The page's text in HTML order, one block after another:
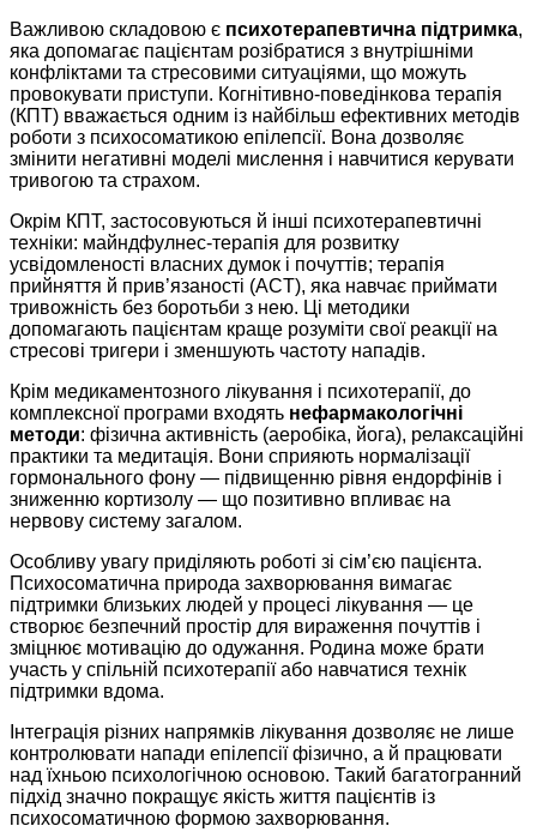
Важливою складовою є психотерапевтична підтримка,
яка допомагає пацієнтам розібратися з внутрішніми
конфліктами та стресовими ситуаціями, що можуть
провокувати приступи. Когнітивно-поведінкова терапія
(КПТ) вважається одним із найбільш ефективних методів
роботи з психосоматикою епілепсії. Вона дозволяє
змінити негативні моделі мислення і навчитися керувати
тривогою та страхом.
Окрім КПТ, застосовуються й інші психотерапевтичні
техніки: майндфулнес-терапія для розвитку
усвідомленості власних думок і почуттів; терапія
прийняття й прив’язаності (ACT), яка навчає приймати
тривожність без боротьби з нею. Ці методики
допомагають пацієнтам краще розуміти свої реакції на
стресові тригери і зменшують частоту нападів.
Крім медикаментозного лікування і психотерапії, до
комплексної програми входять нефармакологічні
методи: фізична активність (аеробіка, йога), релаксаційні
практики та медитація. Вони сприяють нормалізації
гормонального фону — підвищенню рівня ендорфінів і
зниженню кортизолу — що позитивно впливає на
нервову систему загалом.
Особливу увагу приділяють роботі зі сім’єю пацієнта.
Психосоматична природа захворювання вимагає
підтримки близьких людей у процесі лікування — це
створює безпечний простір для вираження почуттів і
зміцнює мотивацію до одужання. Родина може брати
участь у спільній психотерапії або навчатися технік
підтримки вдома.
Інтеграція різних напрямків лікування дозволяє не лише
контролювати напади епілепсії фізично, а й працювати
над їхньою психологічною основою. Такий багатогранний
підхід значно покращує якість життя пацієнтів із
психосоматичною формою захворювання.